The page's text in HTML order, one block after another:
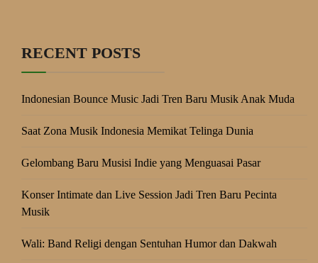
RECENT POSTS
Indonesian Bounce Music Jadi Tren Baru Musik Anak Muda
Saat Zona Musik Indonesia Memikat Telinga Dunia
Gelombang Baru Musisi Indie yang Menguasai Pasar
Konser Intimate dan Live Session Jadi Tren Baru Pecinta
Musik
Wali: Band Religi dengan Sentuhan Humor dan Dakwah